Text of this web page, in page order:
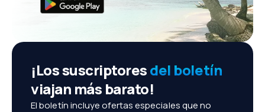
¡Los suscriptoresdel boletín
viajan más barato!
El boletín incluye ofertas especiales que no